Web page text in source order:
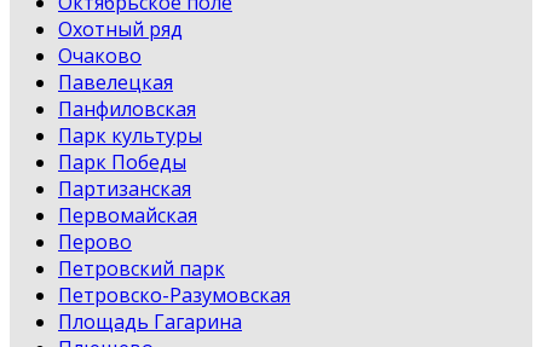
Охотный ряд
Очаково
Павелецкая
Панфиловская
Парк культуры
Парк Победы
Партизанская
Первомайская
Перово
Петровский парк
Петровско-Разумовская
Площадь Гагарина